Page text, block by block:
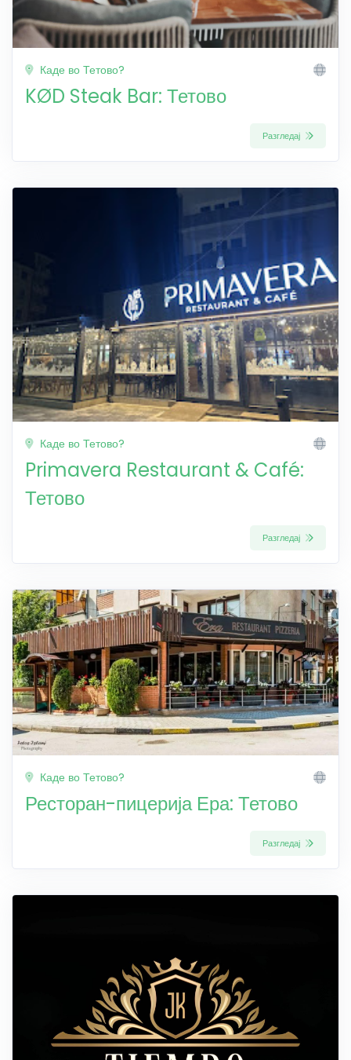
Каде во Тетово?
KØD Steak Bar: Тетово
Разгледај
Каде во Тетово?
Primavera Restaurant & Café:
Тетово
Разгледај
Каде во Тетово?
Ресторан-пицерија Ера: Тетово
Разгледај